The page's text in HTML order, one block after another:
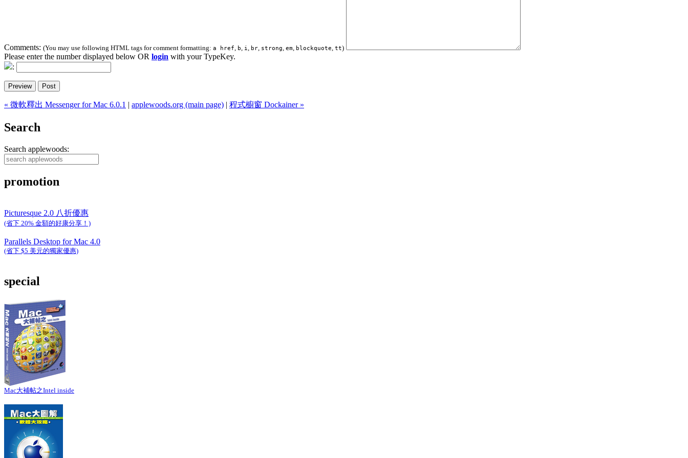
Comments: (You may use following HTML tags for comment formatting: a href b i br strong em blockquote tt)
Please enter the number displayed below OR login with your TypeKey.
:
« 微軟釋出 Messenger for Mac 6.0.1 | applewoods.org (main page) | 程式櫥窗 Dockainer »
Search
Search applewoods:
promotion
Picturesque 2.0 八折優惠
(省下 20% 金額的好康分享！)
Parallels Desktop for Mac 4.0
(省下 $5 美元的獨家優惠)
special
Mac大補帖之Intel inside